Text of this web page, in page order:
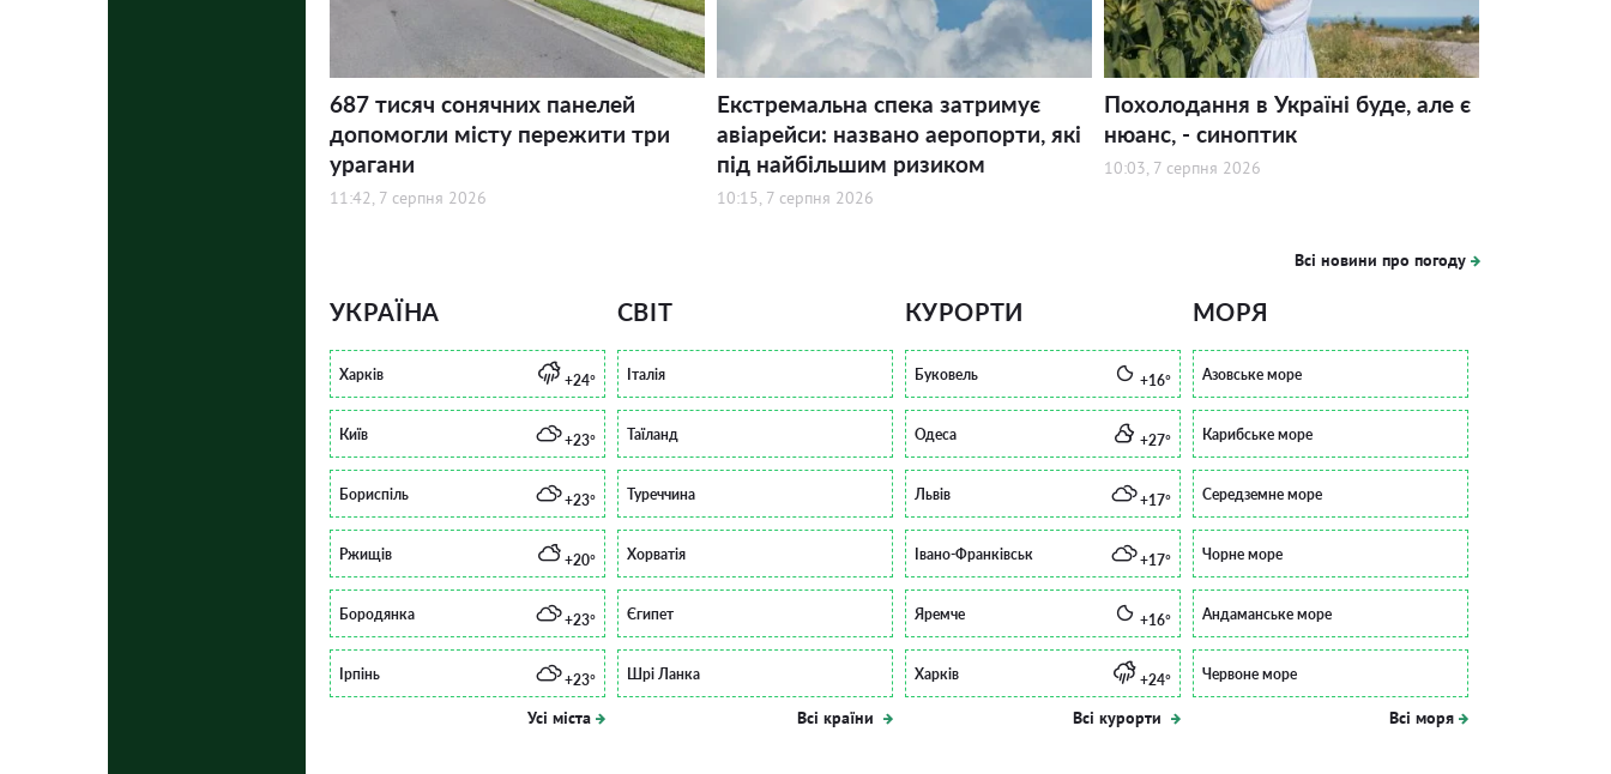
687 тисяч сонячних панелей
допомогли місту пережити три
урагани
11:42, 7 серпня 2026
Екстремальна спека затримує
авіарейси: названо аеропорти, які
під найбільшим ризиком
10:15, 7 серпня 2026
Похолодання в Україні буде, але є
нюанс, - синоптик
10:03, 7 серпня 2026
Всі новини про погоду
УКРАЇНА
Харків +24°
Київ +23°
Бориспіль +23°
Ржищів +20°
Бородянка +23°
Ірпінь +23°
Усі міста
СВІТ
Італія
Таїланд
Туреччина
Хорватія
Єгипет
Шрі Ланка
Всі країни
КУРОРТИ
Буковель +16°
Одеса +27°
Львів +17°
Івано-Франківськ +17°
Яремче +16°
Харків +24°
Всі курорти
МОРЯ
Азовське море
Карибське море
Середземне море
Чорне море
Андаманське море
Червоне море
Всі моря